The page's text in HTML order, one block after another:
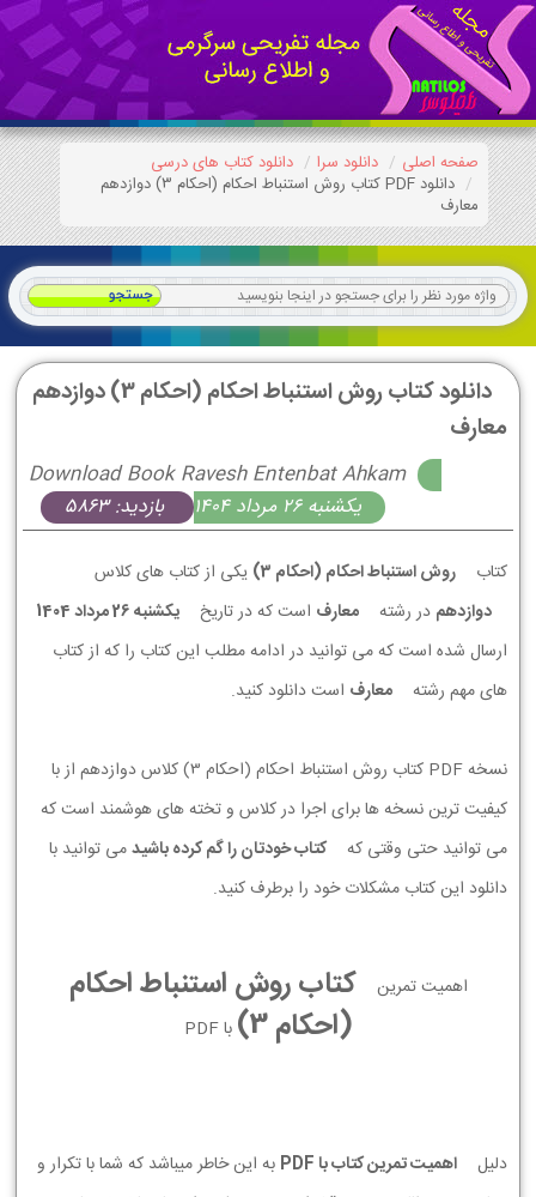
صفحه اصلی دانلود سرا
دانلود کتاب های درسی
دانلود PDF کتاب روش استنباط احکام (احکام 3) دوازدهم
معارف
دانلود کتاب روش استنباط احکام (احکام 3) دوازدهم
معارف
Download Book Ravesh Entenbat Ahkam
يكشنبه 26 مرداد 1404
بازدید: 5863
کتاب روش استنباط احکام (احکام 3)
یکی از کتاب های کلاس
دوازدهم در رشته معارف است که در تاریخ
يكشنبه 26 مرداد 1404
ارسال شده است که می توانید در ادامه مطلب این کتاب را که از کتاب
های مهم رشته
معارف است دانلود کنید.
نسخه PDF کتاب روش استنباط احکام (احکام 3) کلاس دوازدهم از با
کیفیت ترین نسخه ها برای اجرا در کلاس و تخته های هوشمند است که
می توانید حتی وقتی که
کتاب خودتان را گم کرده باشیدمی توانید با
دانلود این کتاب مشکلات خود را برطرف کنید.
اهمیت تمرین
کتاب روش استنباط احکام
(احکام 3)
با PDF
دلیل اهمیت تمرین کتاب با PDF
به این خاطر میباشد که شما با تکرار و